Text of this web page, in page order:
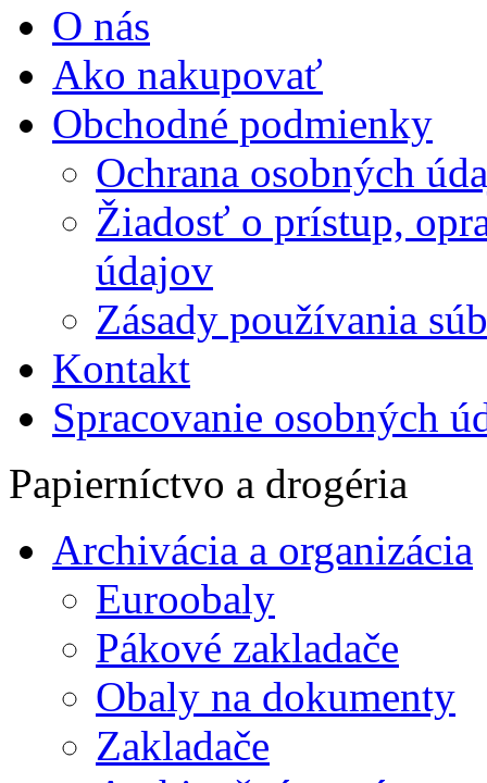
O nás
Ako nakupovať
Obchodné podmienky
Ochrana osobných
Žiadosť o prístup,
údajov
Zásady používania
Kontakt
Spracovanie osobných
Papierníctvo a drogéria
Archivácia a organizácia
Euroobaly
Pákové zakladače
Obaly na dokumenty
Zakladače